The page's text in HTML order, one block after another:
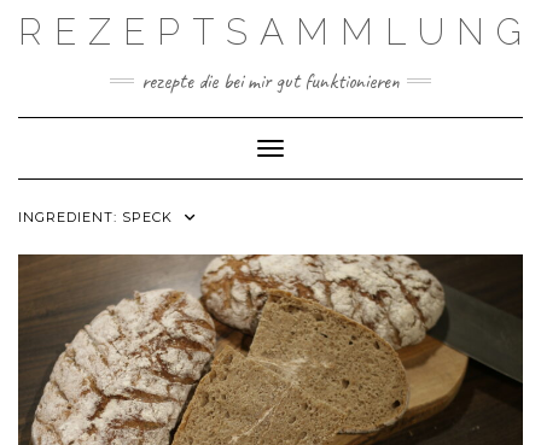
REZEPTSAMMLUNG
rezepte die bei mir gut funktionieren
Toggle Navigation
INGREDIENT: SPECK